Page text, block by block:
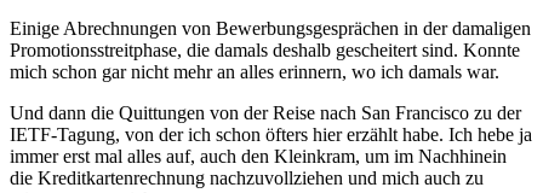
Einige Abrechnungen von Bewerbungsgesprächen in der damaligen
Promotionsstreitphase, die damals deshalb gescheitert sind. Konnte
mich schon gar nicht mehr an alles erinnern, wo ich damals war.
Und dann die Quittungen von der Reise nach San Francisco zu der
IETF-Tagung, von der ich schon öfters hier erzählt habe. Ich hebe ja
immer erst mal alles auf, auch den Kleinkram, um im Nachhinein
die Kreditkartenrechnung nachzuvollziehen und mich auch zu